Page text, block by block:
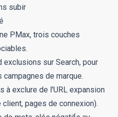
subir
PMax, trois couches
exclusions sur Search, pour
de marque.
à exclure de l'URL expansion
pages de connexion).